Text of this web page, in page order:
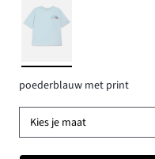
poederblauw met print
Kies je maat